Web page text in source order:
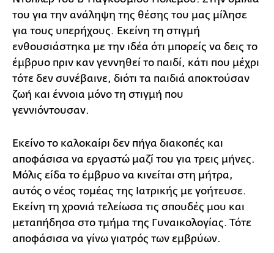
του για την ανάληψη της θέσης του μας μίλησε
για τους υπερήχους. Εκείνη τη στιγμή
ενθουσιάστηκα με την ιδέα ότι μπορείς να δεις το
έμβρυο πριν καν γεννηθεί το παιδί, κάτι που μέχρι
τότε δεν συνέβαινε, διότι τα παιδιά αποκτούσαν
ζωή και έννοια μόνο τη στιγμή που
γεννιόντουσαν.
Εκείνο το καλοκαίρι δεν πήγα διακοπές και
αποφάσισα να εργαστώ μαζί του για τρεις μήνες.
Μόλις είδα το έμβρυο να κινείται στη μήτρα,
αυτός ο νέος τομέας της Ιατρικής με γοήτευσε.
Εκείνη τη χρονιά τελείωσα τις σπουδές μου και
μεταπήδησα στο τμήμα της Γυναικολογίας. Τότε
αποφάσισα να γίνω γιατρός των εμβρύων.